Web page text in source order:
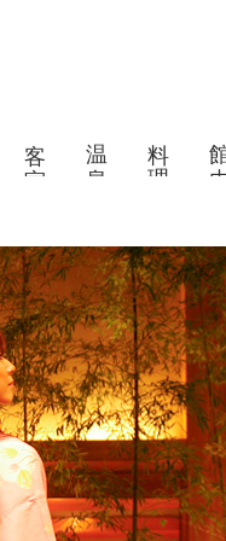
館 内
料 理
温 泉